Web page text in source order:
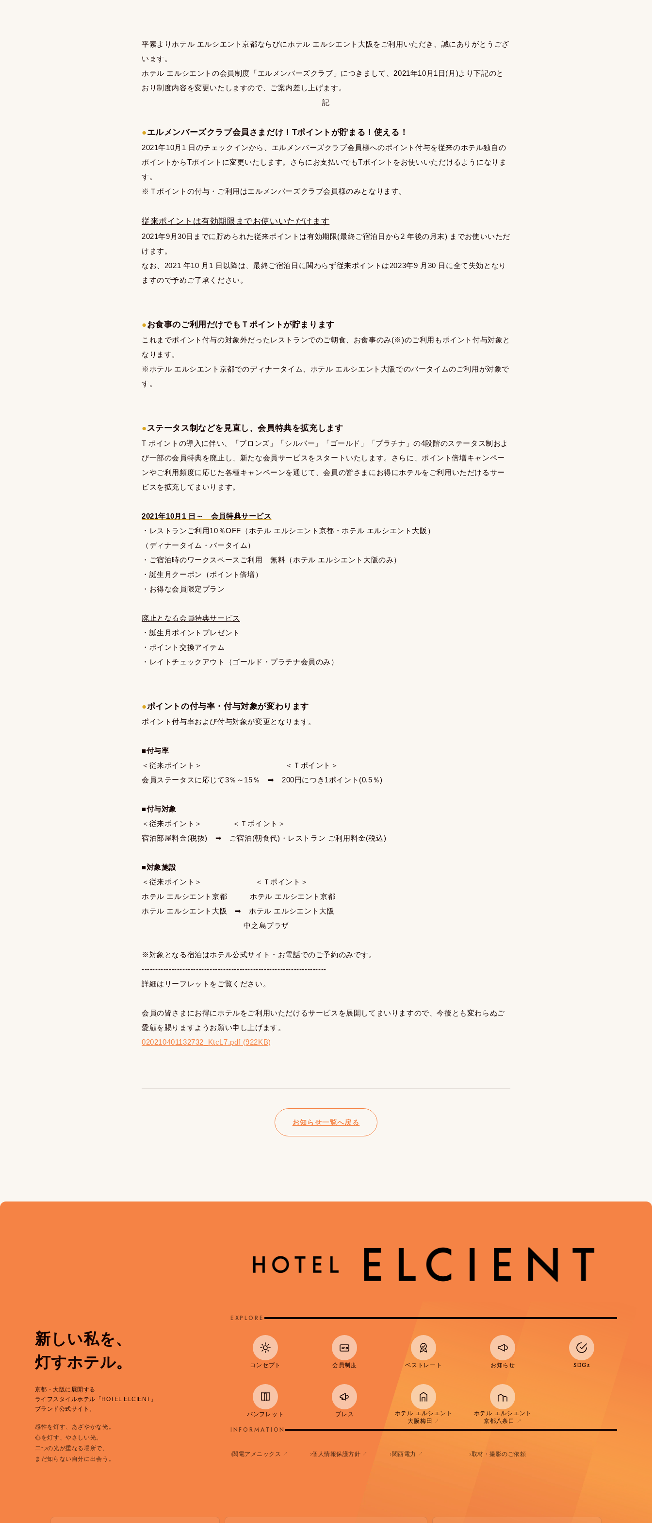
平素よりホテル エルシエント京都ならびにホテル エルシエント大阪をご利用いただき、誠にありがとうござ
います。
ホテル エルシエントの会員制度「エルメンバーズクラブ」につきまして、2021年10月1日(月)より下記のと
おり制度内容を変更いたしますので、ご案内差し上げます。
記
●エルメンバーズクラブ会員さまだけ！Tポイントが貯まる！使える！
2021年10月1 日のチェックインから、エルメンバーズクラブ会員様へのポイント付与を従来のホテル独自の
ポイントからTポイントに変更いたします。さらにお支払いでもTポイントをお使いいただけるようになりま
す。
※Ｔポイントの付与・ご利用はエルメンバーズクラブ会員様のみとなります。
従来ポイントは有効期限までお使いいただけます
2021年9月30日までに貯められた従来ポイントは有効期限(最終ご宿泊日から2 年後の月末) までお使いいただ
けます。
なお、2021 年10 月1 日以降は、最終ご宿泊日に関わらず従来ポイントは2023年9 月30 日に全て失効となり
ますので予めご了承ください。
●お食事のご利用だけでもＴポイントが貯まります
これまでポイント付与の対象外だったレストランでのご朝食、お食事のみ(※)のご利用もポイント付与対象と
なります。
※ホテル エルシエント京都でのディナータイム、ホテル エルシエント大阪でのバータイムのご利用が対象で
す。
● ステータス制などを見直し、会員特典を拡充します
T ポイントの導入に伴い、「ブロンズ」「シルバー」「ゴールド」「プラチナ」の4段階のステータス制およ
び一部の会員特典を廃止し、新たな会員サービスをスタートいたします。さらに、ポイント倍増キャンペー
ンやご利用頻度に応じた各種キャンペーンを通じて、会員の皆さまにお得にホテルをご利用いただけるサー
ビスを拡充してまいります。
2021年10月1 日～ 会員特典サービス
・レストランご利用10％OFF（ホテル エルシエント京都・ホテル エルシエント大阪）
（ディナータイム・バータイム）
・ご宿泊時のワークスペースご利用 無料（ホテル エルシエント大阪のみ）
・誕生月クーポン（ポイント倍増）
・お得な会員限定プラン
廃止となる会員特典サービス
・誕生月ポイントプレゼント
・ポイント交換アイテム
・レイトチェックアウト（ゴールド・プラチナ会員のみ）
●ポイントの付与率・付与対象が変わります
ポイント付与率および付与対象が変更となります。
■付与率
＜従来ポイント＞ ＜Ｔポイント＞
会員ステータスに応じて3％～15％ ➡ 200円につき1ポイント(0.5％)
■付与対象
＜従来ポイント＞ ＜Ｔポイント＞
宿泊部屋料金(税抜) ➡ ご宿泊(朝食代)・レストラン ご利用料金(税込)
■対象施設
＜従来ポイント＞ ＜Ｔポイント＞
ホテル エルシエント京都 ホテル エルシエント京都
ホテル エルシエント大阪 ➡ ホテル エルシエント大阪
中之島プラザ
※対象となる宿泊はホテル公式サイト・お電話でのご予約のみです。
--------------------------------------------------------------------
詳細はリーフレットをご覧ください。
会員の皆さまにお得にホテルをご利用いただけるサービスを展開してまいりますので、今後とも変わらぬご
愛顧を賜りますようお願い申し上げます。
020210401132732_KtcL7.pdf (922KB)
お知らせ一覧へ戻る
新しい私を、
灯すホテル。
京都・大阪に展開する
ライフスタイルホテル「HOTEL ELCIENT」
ブランド公式サイト。
感性を灯す、あざやかな光。
心を灯す、やさしい光。
二つの光が重なる場所で、
まだ知らない自分に出会う。
EXPLORE
コンセプト 会員制度 ベストレート お知らせ SDGs
パンフレット プレス
ホテル エルシエント
大阪梅田 ↗
ホテル エルシエント
京都八条口 ↗
INFORMATION
関電アメニックス ↗ 個人情報保護方針 ↗ 関西電力 ↗ 取材・撮影のご依頼